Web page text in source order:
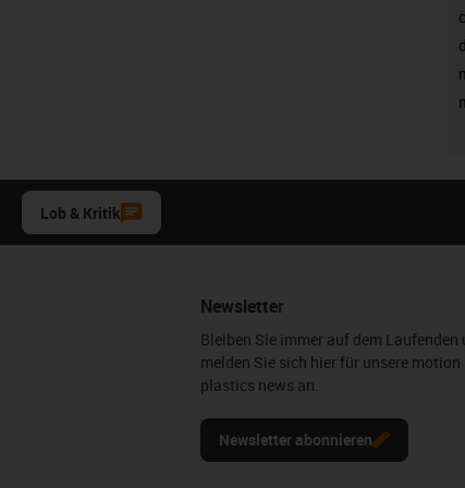
Lob & Kritik
Newsletter
Bleiben Sie immer auf dem Laufenden
melden Sie sich hier für unsere motion
plastics news an.
Newsletter abonnieren